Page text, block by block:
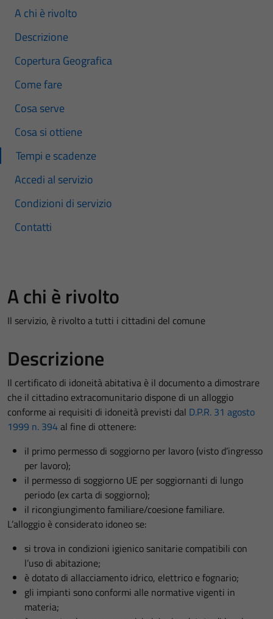
A chi è rivolto
Descrizione
Copertura Geografica
Come fare
Cosa serve
Cosa si ottiene
Tempi e scadenze
Accedi al servizio
Condizioni di servizio
Contatti
A chi è rivolto
Il servizio, è rivolto a tutti i cittadini del comune
Descrizione
Il certificato di idoneità abitativa è il documento a dimostrare
che il cittadino extracomunitario dispone di un alloggio
conforme ai requisiti di idoneità previsti dal D.P.R. 31 agosto
1999 n. 394al fine di ottenere:
il primo permesso di soggiorno per lavoro (visto d’ingresso
per lavoro);
il permesso di soggiorno UE per soggiornanti di lungo
periodo (ex carta di soggiorno);
il ricongiungimento familiare/coesione familiare.
L’alloggio è considerato idoneo se:
si trova in condizioni igienico sanitarie compatibili con
l’uso di abitazione;
è dotato di allacciamento idrico, elettrico e fognario;
gli impianti sono conformi alle normative vigenti in
materia;